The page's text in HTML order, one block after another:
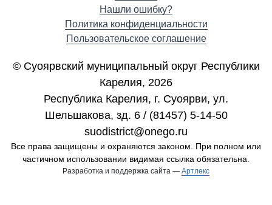
Нашли ошибку?
Политика конфиденциальности
Пользовательское соглашение
© Суоярвский муниципальный округ Республики
Карелия, 2026
Республика Карелия, г. Cуоярви, ул.
Шельшакова, зд. 6 / (81457) 5-14-50
suodistrict@onego.ru
Все права защищены и охраняются законом. При полном или
частичном использовании видимая ссылка обязательна.
Разработка и поддержка сайта — Артлекс